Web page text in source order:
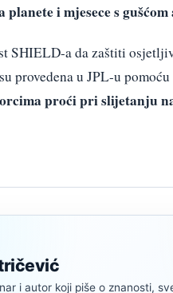
i mjesece s gušćom
SHIELD-a da zaštiti
provedena u JPL-u
proći pri slijetanju
i autor koji piše o znanosti,